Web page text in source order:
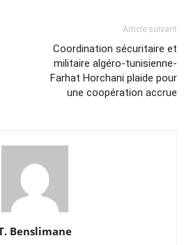
Article suivant
Coordination sécuritaire et
militaire algéro-tunisienne-
Farhat Horchani plaide pour
une coopération accrue
Benslimane